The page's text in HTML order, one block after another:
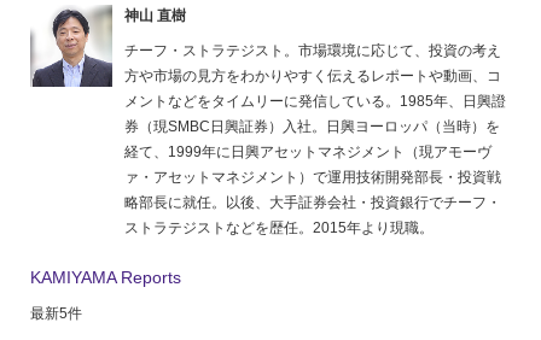
神山 直樹
チーフ・ストラテジスト。市場環境に応じて、投資の考え
方や市場の見方をわかりやすく伝えるレポートや動画、コ
メントなどをタイムリーに発信している。1985年、日興證
券（現SMBC日興証券）入社。日興ヨーロッパ（当時）を
経て、1999年に日興アセットマネジメント（現アモーヴ
ァ・アセットマネジメント）で運用技術開発部長・投資戦
略部長に就任。以後、大手証券会社・投資銀行でチーフ・
ストラテジストなどを歴任。2015年より現職。
KAMIYAMA Reports
最新5件